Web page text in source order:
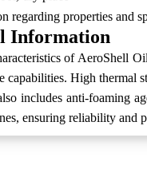
regarding properties and
Information
of
capabilities. High
includes anti-foaming
ensuring reliability and